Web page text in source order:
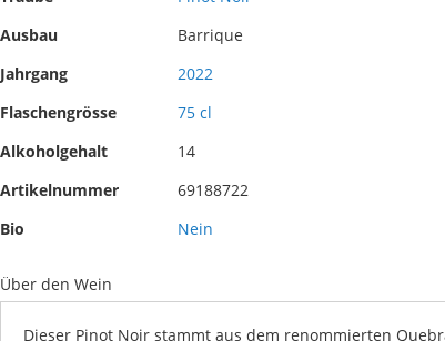
gallery
Ausbau
Barrique
Jahrgang
2022
Flaschengrösse
75 cl
Alkoholgehalt
14
Artikelnummer
69188722
Bio
Nein
Über den Wein
Dieser Pinot Noir stammt aus dem renommierten